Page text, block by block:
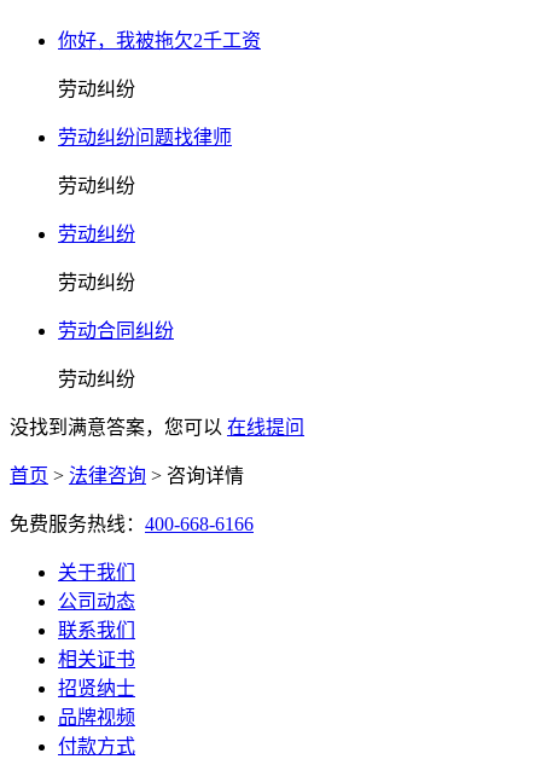
你好，我被拖欠2千工资
劳动纠纷
劳动纠纷问题找律师
劳动纠纷
劳动纠纷
劳动纠纷
劳动合同纠纷
劳动纠纷
没找到满意答案，您可以 在线提问
首页 > 法律咨询 > 咨询详情
免费服务热线： 400-668-6166
关于我们
公司动态
联系我们
相关证书
招贤纳士
品牌视频
付款方式